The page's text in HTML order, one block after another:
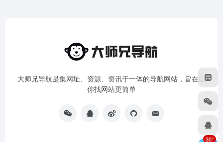
大师兄导航是集网址、资源、资讯于一体的导航网站，旨在让
你找网站更简单
30°